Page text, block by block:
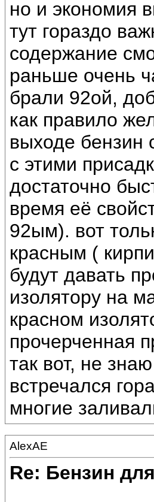
но и экономия
тут гораздо
содержание
раньше очень
брали 92ой,
как правило
выходе бензин
с этими
достаточно
время её
92ым). вот
красным (
будут давать
изолятору на
красном
прочерченная
так вот, не
встречался
многие
AlexAE
Re: Бензин